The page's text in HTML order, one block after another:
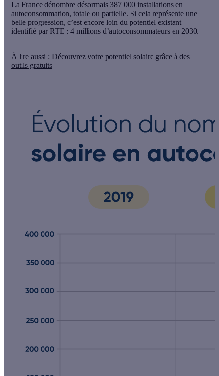
La France dénombre désormais 387 000 installations en
autoconsommation, totale ou partielle. Si cela représente une
belle progression, c’est encore loin du potentiel existant
identifié par RTE : 4 millions d’autoconsommateurs en 2030.
À lire aussi : Découvrez votre potentiel solaire grâce à des
outils gratuits